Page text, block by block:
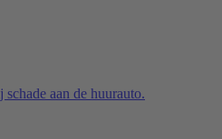
aan de huurauto.